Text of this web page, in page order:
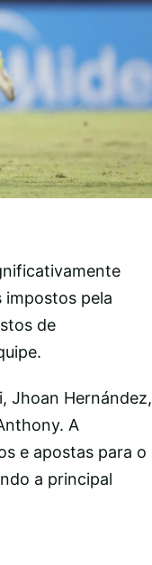
impostos pela
de
Jhoan Hernández,
A
e apostas para o
a principal